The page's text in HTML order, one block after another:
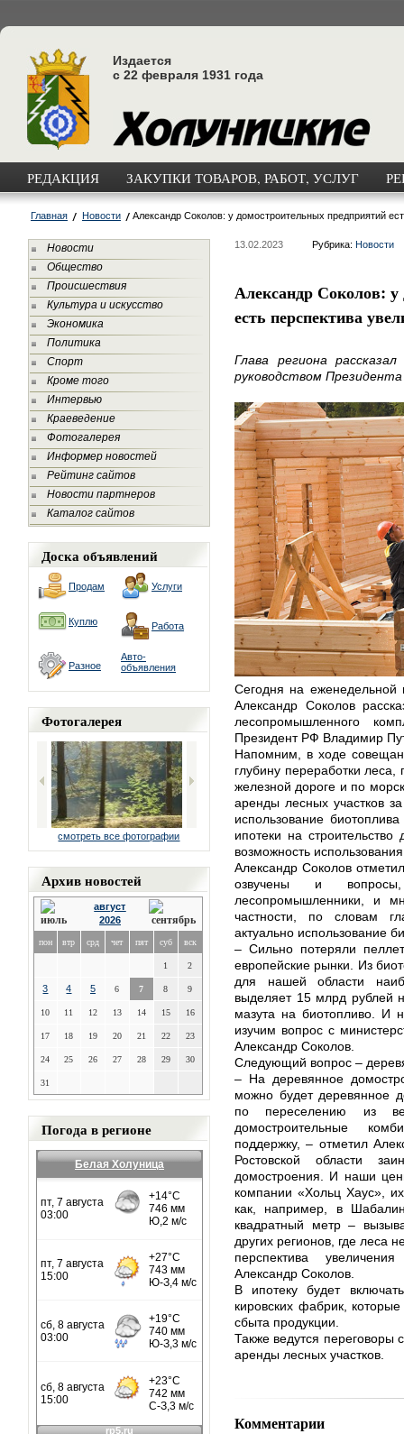
Издается
с 22 февраля 1931 года
РЕДАКЦИЯ ЗАКУПКИ ТОВАРОВ, РАБОТ, УСЛУГ
Главная Новости Александр Соколов: у домостроительных предприятий
Новости
Общество
Происшествия
Культура и искусство
Экономика
Политика
Спорт
Кроме того
Интервью
Краеведение
Фотогалерея
Информер новостей
Рейтинг сайтов
Новости партнеров
Каталог сайтов
Доска объявлений
Продам Услуги
Куплю Работа
Разное
Авто-
объявления
Фотогалерея
смотреть все фотографии
Архив новостей
август
2026
пон втр срд чет пят суб вск
1 2
3 4 5 6 7 8 9
10 11 12 13 14 15 16
17 18 19 20 21 22 23
24 25 26 27 28 29 30
31
Погода в регионе
Белая Холуница
13.02.2023 Рубрика: Новости
Александр Соколов:
есть перспектива
Глава региона
руководством Президента
Сегодня на еженедельной
Александр Соколов
лесопромышленного
Президент РФ Владимир
Напомним, в ходе
глубину переработки
железной дороге и по
аренды лесных участков
использование
ипотеки на
возможность
Александр Соколов
озвучены и
лесопромышленники, и
частности, по словам
актуально использование
– Сильно потеряли
европейские рынки. Из
для нашей области
выделяет 15 млрд рублей
мазута на биотопливо. И
изучим вопрос с
Александр Соколов.
Следующий вопрос –
– На деревянное
можно будет деревянное
по переселению из
домостроительные
поддержку, – отметил
Ростовской области
домостроения. И наши
компании «Хольц Хаус»,
как, например, в
квадратный метр –
других регионов, где леса
перспектива
Александр Соколов.
В ипотеку будет
кировских фабрик,
сбыта продукции.
Также ведутся переговоры
аренды лесных участков.
Комментарии